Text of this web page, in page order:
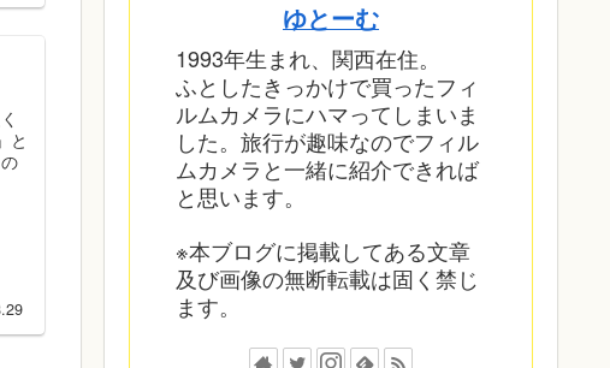
と
ゆとーむ
1993年生まれ、関西在住。
ふとしたきっかけで買ったフィ
ルムカメラにハマってしまいま
した。旅行が趣味なのでフィル
ムカメラと一緒に紹介できれば
と思います。
※本ブログに掲載してある文章
及び画像の無断転載は固く禁じ
ます。